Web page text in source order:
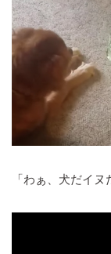
「わぁ、犬だイ